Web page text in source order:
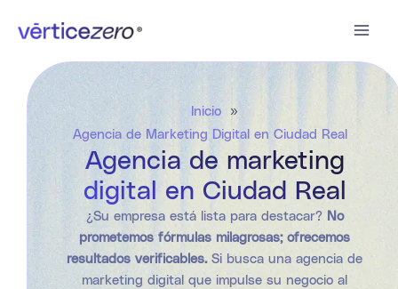
Inicio
»
Agencia de Marketing Digital en Ciudad Real
Agencia de marketing
digital en Ciudad Real
¿Su empresa está lista para destacar? No
prometemos fórmulas milagrosas; ofrecemos
resultados verificables.Si busca una agencia de
marketing digital que impulse su negocio al